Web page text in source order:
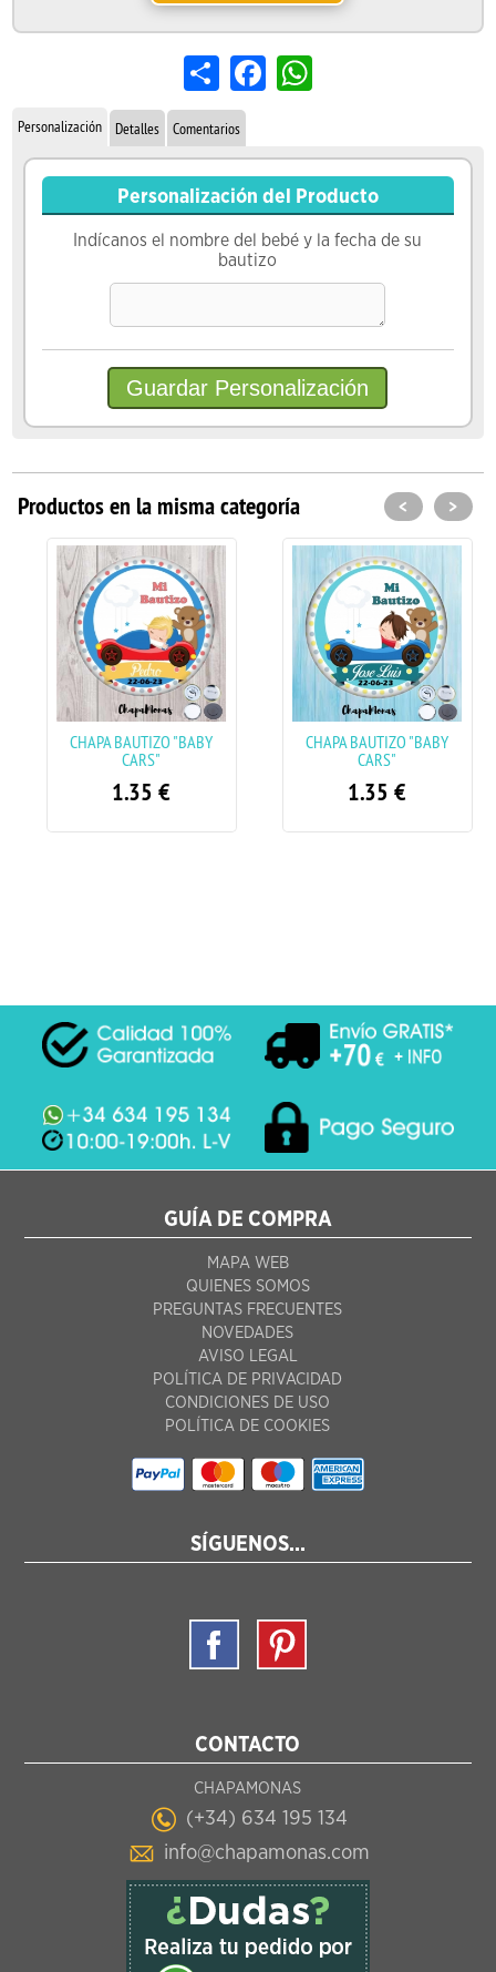
Share FacebookWhatsApp
Personalización Detalles Comentarios
Personalización del Producto
Indícanos el nombre del bebé y la fecha de su
bautizo
Productos en la misma categoría
CHAPA BAUTIZO "BABY
CARS"
1.35€
CHAPA BAUTIZO "BABY
CARS"
1.35€
< >
GUÍA DE COMPRA
MAPA WEB
QUIENES SOMOS
PREGUNTAS FRECUENTES
NOVEDADES
AVISO LEGAL
POLÍTICA DE PRIVACIDAD
CONDICIONES DE USO
POLÍTICA DE COOKIES
SÍGUENOS...
CONTACTO
CHAPAMONAS
(+34) 634 195 134
info@chapamonas.com